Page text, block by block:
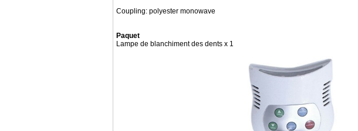
Coupling: polyester monowave
Paquet
Lampe de blanchiment des dents x 1